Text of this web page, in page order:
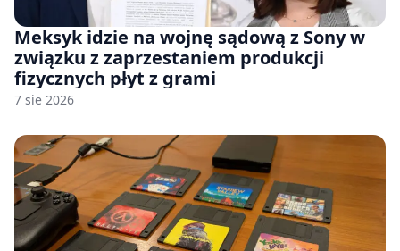
Meksyk idzie na wojnę sądową z Sony w
związku z zaprzestaniem produkcji
fizycznych płyt z grami
7 sie 2026